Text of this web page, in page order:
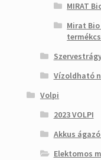
MIRAT
Mirat
Vízoldható
Volpi
2023 VOLPI
Akkus
Elektomos